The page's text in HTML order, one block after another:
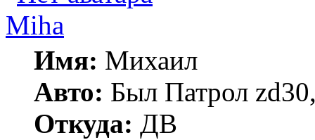
Miha
Имя: Михаил
Авто: Был Патрол
Откуда: ДВ